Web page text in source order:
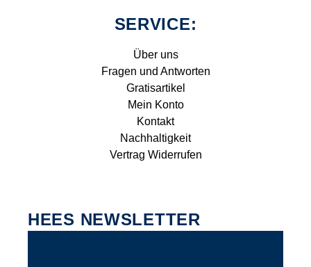
SERVICE:
Über uns
Fragen und Antworten
Gratisartikel
Mein Konto
Kontakt
Nachhaltigkeit
Vertrag Widerrufen
HEES NEWSLETTER